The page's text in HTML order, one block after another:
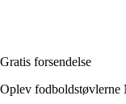
Gratis forsendelse
Oplev fodboldstøvlerne